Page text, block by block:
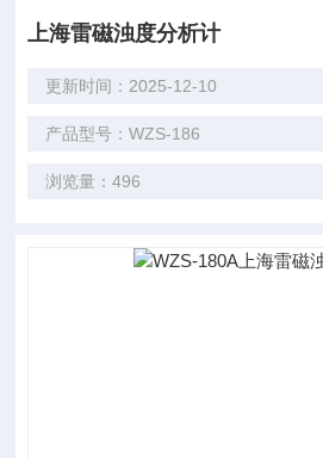
上海雷磁浊度分析计
更新时间：2025-12-10
产品型号：WZS-186
浏览量：496